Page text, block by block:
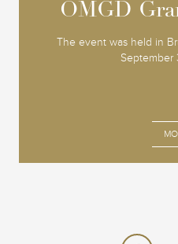
OMGD
The event was held in
September
OMGD